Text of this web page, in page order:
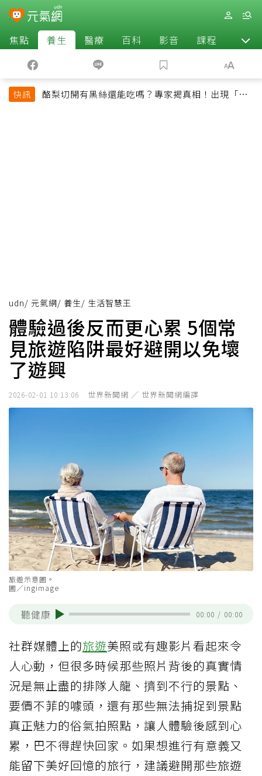
焦點 養生 醫療 百科 影音 課程 退休
快訊
酪梨切開有黑絲還能吃嗎？專家揭真相！出現「3情
udn/ 元氣網/ 養生/ 生活智慧王
體驗過後反而更心累 5個常
見旅遊陷阱最好避開以免壞
了遊興
2026-02-01 10:13:06 世界新聞網 ／ 世界新聞網編譯
旅遊示意圖。
圖／ingimage
聽健康 00:00 / 00:00
社群媒體上的旅遊美照或有趣影片看起來令
人心動，但很多時候那些照片背後的真實情
況是無止盡的排隊人龍、擠到不行的景點、
要價不菲的噱頭，還有那些無法捕捉到景點
真正魅力的俗氣拍照點，讓人體驗後感到心
累，巴不得趕快回家。如果想進行有意義又
能留下美好回憶的旅行，建議避開那些旅遊